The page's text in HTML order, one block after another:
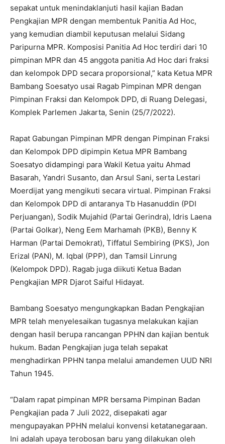
sepakat untuk menindaklanjuti hasil kajian Badan
Pengkajian MPR dengan membentuk Panitia Ad Hoc,
yang kemudian diambil keputusan melalui Sidang
Paripurna MPR. Komposisi Panitia Ad Hoc terdiri dari 10
pimpinan MPR dan 45 anggota panitia Ad Hoc dari fraksi
dan kelompok DPD secara proporsional,” kata Ketua MPR
Bambang Soesatyo usai Ragab Pimpinan MPR dengan
Pimpinan Fraksi dan Kelompok DPD, di Ruang Delegasi,
Komplek Parlemen Jakarta, Senin (25/7/2022).
Rapat Gabungan Pimpinan MPR dengan Pimpinan Fraksi
dan Kelompok DPD dipimpin Ketua MPR Bambang
Soesatyo didampingi para Wakil Ketua yaitu Ahmad
Basarah, Yandri Susanto, dan Arsul Sani, serta Lestari
Moerdijat yang mengikuti secara virtual. Pimpinan Fraksi
dan Kelompok DPD di antaranya Tb Hasanuddin (PDI
Perjuangan), Sodik Mujahid (Partai Gerindra), Idris Laena
(Partai Golkar), Neng Eem Marhamah (PKB), Benny K
Harman (Partai Demokrat), Tiffatul Sembiring (PKS), Jon
Erizal (PAN), M. Iqbal (PPP), dan Tamsil Linrung
(Kelompok DPD). Ragab juga diikuti Ketua Badan
Pengkajian MPR Djarot Saiful Hidayat.
Bambang Soesatyo mengungkapkan Badan Pengkajian
MPR telah menyelesaikan tugasnya melakukan kajian
dengan hasil berupa rancangan PPHN dan kajian bentuk
hukum. Badan Pengkajian juga telah sepakat
menghadirkan PPHN tanpa melalui amandemen UUD NRI
Tahun 1945.
“Dalam rapat pimpinan MPR bersama Pimpinan Badan
Pengkajian pada 7 Juli 2022, disepakati agar
mengupayakan PPHN melalui konvensi ketatanegaraan.
Ini adalah upaya terobosan baru yang dilakukan oleh